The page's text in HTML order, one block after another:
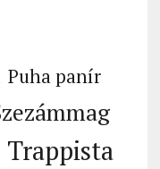
Puha panír
Trappista